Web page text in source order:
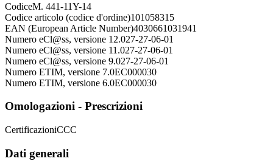
CodiceM. 441-11Y-14
Codice articolo (codice d'ordine)101058315
EAN (European Article Number)4030661031941
Numero eCl@ss, versione 12.027-27-06-01
Numero eCl@ss, versione 11.027-27-06-01
Numero eCl@ss, versione 9.027-27-06-01
Numero ETIM, versione 7.0EC000030
Numero ETIM, versione 6.0EC000030
Omologazioni - Prescrizioni
CertificazioniCCC
Dati generali